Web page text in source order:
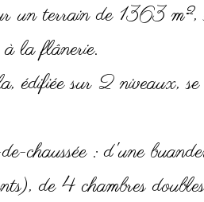
un terrain de 1363 m²,
la flânerie.
édifiée sur 2 niveaux, se
chaussée : d'une
de 4 chambres